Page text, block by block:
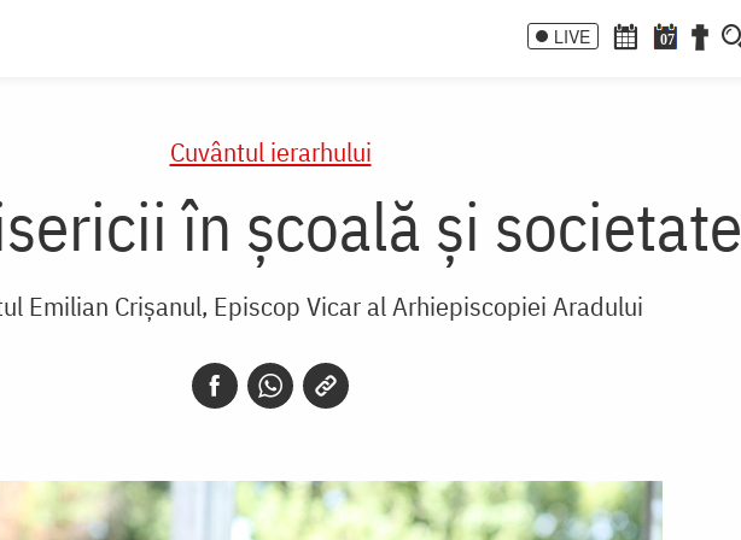
LIVE 07
Cuvântul ierarhului
în școală și societate
Emilian Crișanul, Episcop Vicar al Arhiepiscopiei Aradului